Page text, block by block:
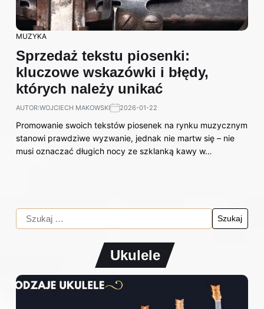
MUZYKA
Sprzedaż tekstu piosenki:
kluczowe wskazówki i błędy,
których należy unikać
AUTOR:WOJCIECH MAKOWSKI 2026-01-22
Promowanie swoich tekstów piosenek na rynku muzycznym
stanowi prawdziwe wyzwanie, jednak nie martw się – nie
musi oznaczać długich nocy ze szklanką kawy w…
Ukulele